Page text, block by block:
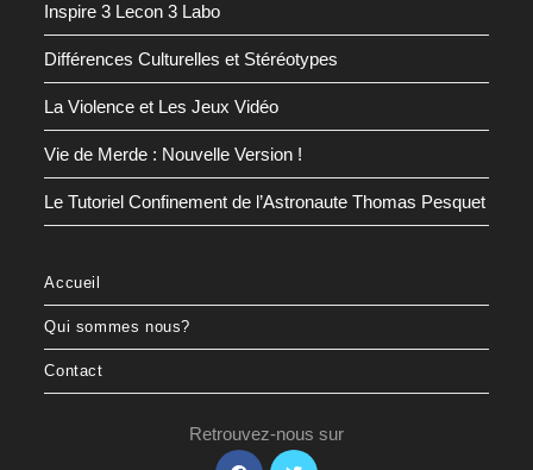
Inspire 3 Lecon 3 Labo
Différences Culturelles et Stéréotypes
La Violence et Les Jeux Vidéo
Vie de Merde : Nouvelle Version !
Le Tutoriel Confinement de l’Astronaute Thomas Pesquet
Accueil
Qui sommes nous?
Contact
Retrouvez-nous sur
S’ouvreS’ouvre